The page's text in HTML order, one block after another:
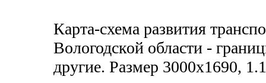
Карта-схема развития
Вологодской области -
другие. Размер 3000х1690,